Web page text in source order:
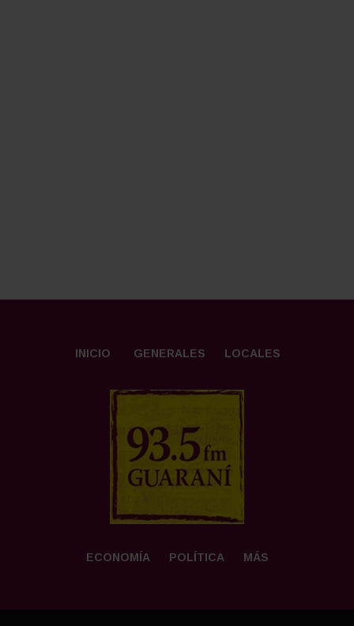
INICIO GENERALES LOCALES
ECONOMÍA POLÍTICA MÁS